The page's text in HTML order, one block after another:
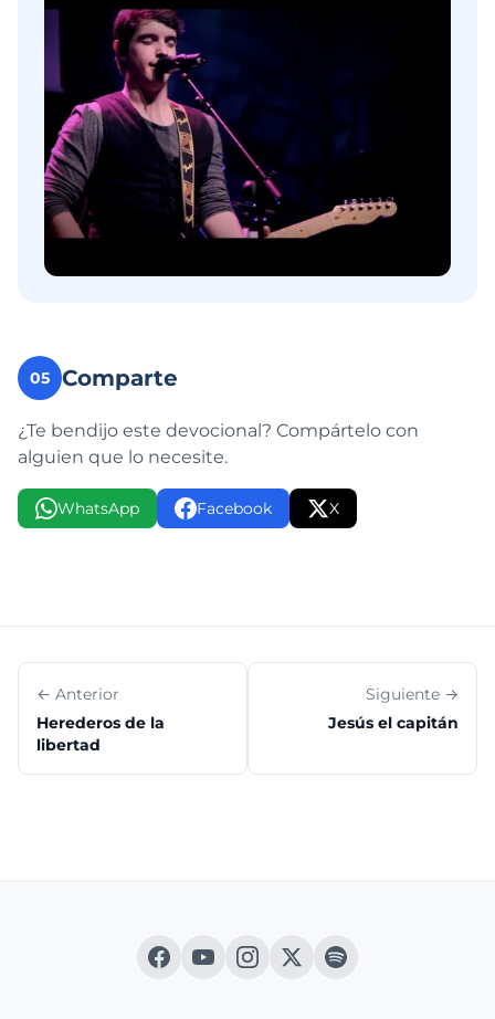
05 Comparte
¿Te bendijo este devocional? Compártelo con
alguien que lo necesite.
WhatsApp Facebook X
← Anterior
Herederos de la
libertad
Siguiente →
Jesús el capitán